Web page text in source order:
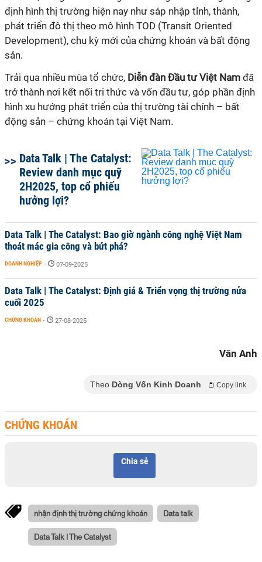
định hình thị trường hiện nay như sáp nhập tỉnh, thành,
phát triển đô thị theo mô hình TOD (Transit Oriented
Development), chu kỳ mới của chứng khoán và bất động
sản.
Trải qua nhiều mùa tổ chức, Diễn đàn Đầu tư Việt Nam đã
trở thành nơi kết nối tri thức và vốn đầu tư, góp phần định
hình xu hướng phát triển của thị trường tài chính – bất
động sản – chứng khoán tại Việt Nam.
Data Talk | The Catalyst:
Review danh mục quỹ
2H2025, top cổ phiếu
hưởng lợi?
Data Talk | The Catalyst: Bao giờ ngành công nghệ Việt Nam
thoát mác gia công và bứt phá?
DOANH NGHIỆP - 07-09-2025
Data Talk | The Catalyst: Định giá & Triển vọng thị trường nửa
cuối 2025
CHỨNG KHOÁN - 27-08-2025
Vân Anh
Theo Dòng Vốn Kinh Doanh Copy link
CHỨNG KHOÁN
Chia sẻ
nhận định thị trường chứng khoán Data talk
Data Talk | The Catalyst